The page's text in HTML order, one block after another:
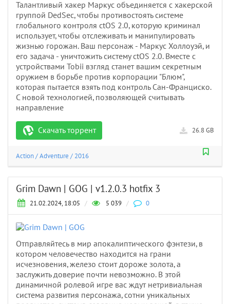
Талантливый хакер Маркус объединяется с хакерской
группой DedSec, чтобы противостоять системе
глобального контроля ctOS 2.0, которую криминал
использует, чтобы отслеживать и манипулировать
жизнью горожан. Ваш персонаж - Маркус Холлоуэй, и
его задача - уничтожить систему ctOS 2.0. Вместе с
устройствами Tobii взгляд станет вашим секретным
оружием в борьбе против корпорации "Блюм",
которая пытается взять под контроль Сан-Франциско.
С новой технологией, позволяющей считывать
направление
Скачать торрент 26.8 GB
Action/Adventure / 2016
Grim Dawn | GOG | v1.2.0.3 hotfix 3
21.02.2024, 18:05 / 5 039 / 0
Отправляйтесь в мир апокалиптического фэнтези, в
котором человечество находится на грани
исчезновения, железо стоит дороже золота, а
заслужить доверие почти невозможно. В этой
динамичной ролевой игре вас ждут нетривиальная
система развития персонажа, сотни уникальных